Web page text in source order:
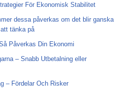
För Ekonomisk Stabilitet
dessa påverkas om det blir ganska
tänka på
Påverkas Din Ekonomi
– Snabb Utbetalning eller
– Fördelar Och Risker